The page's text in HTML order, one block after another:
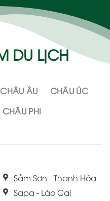
DU LỊCH
CHÂU ÂU
CHÂU ÚC
CHÂU PHI
Sầm Sơn - Thanh Hóa
Sapa - Lào Cai